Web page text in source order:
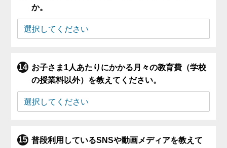
か。
お子さま1人あたりにかかる月々の教育費（学校
の授業料以外）を教えてください。
普段利用しているSNSや動画メディアを教えて